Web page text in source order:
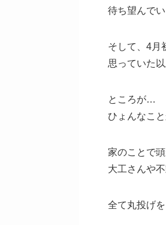
待ち望んでい
そして、4月
思っていた
ところが…
ひょんなこ
家のことで
大工さんや
全て丸投げ